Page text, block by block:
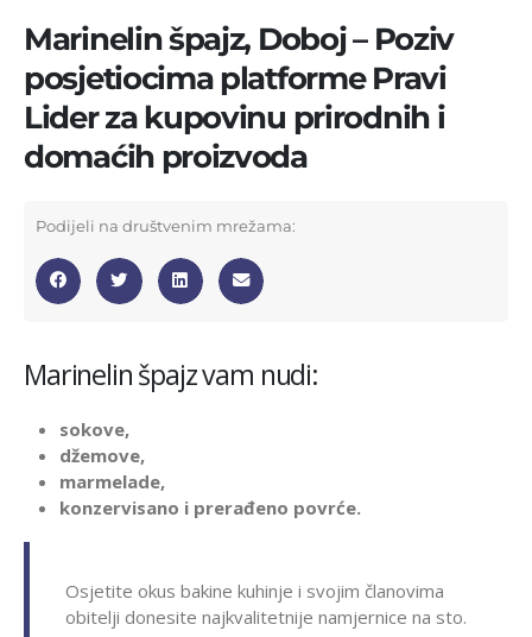
Marinelin špajz, Doboj – Poziv
posjetiocima platforme Pravi
Lider za kupovinu prirodnih i
domaćih proizvoda
Podijeli na društvenim mrežama:
Marinelin špajz vam nudi:
sokove,
džemove,
marmelade,
konzervisano i prerađeno povrće.
Osjetite okus bakine kuhinje i svojim članovima
obitelji donesite najkvalitetnije namjernice na sto.